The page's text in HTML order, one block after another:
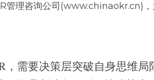
管理咨询公司(www.chinaokr.cn)，
，需要决策层突破自身思维局